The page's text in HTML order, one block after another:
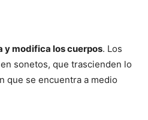
y modifica los cuerpos. Los
sonetos, que trascienden lo
que se encuentra a medio